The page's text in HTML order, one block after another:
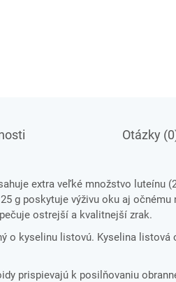
Otázky
extra veľké množstvo luteínu
g poskytuje výživu oku aj očnému
ostrejší a kvalitnejší zrak.
o kyselinu listovú. Kyselina listová
prispievajú k posilňovaniu